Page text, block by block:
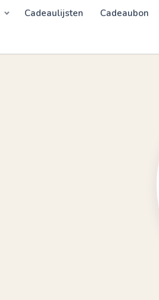
Cadeaulijsten Cadeaubon